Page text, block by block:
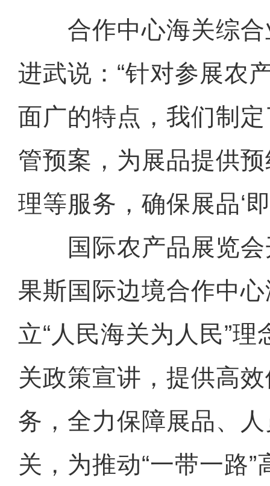
合作中心海关综合
进武说：“针对参展农
面广的特点，我们制
管预案，为展品提供
理等服务，确保展品‘
国际农产品展览会
果斯国际边境合作中
立“人民海关为人民”
关政策宣讲，提供高
务，全力保障展品、
关，为推动“一带一路